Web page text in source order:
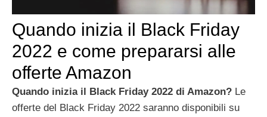
Quando inizia il Black Friday
2022 e come prepararsi alle
offerte Amazon
Quando inizia il Black Friday 2022 di Amazon? Le
offerte del Black Friday 2022 saranno disponibili su